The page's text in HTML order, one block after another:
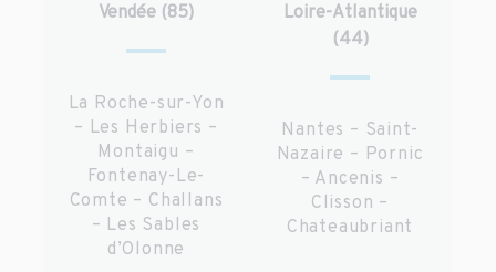
Vendée (85)
La Roche-sur-Yon
– Les Herbiers –
Montaigu –
Fontenay-Le-
Comte – Challans
– Les Sables
d’Olonne
Loire-Atlantique
(44)
Nantes – Saint-
Nazaire – Pornic
– Ancenis –
Clisson –
Chateaubriant